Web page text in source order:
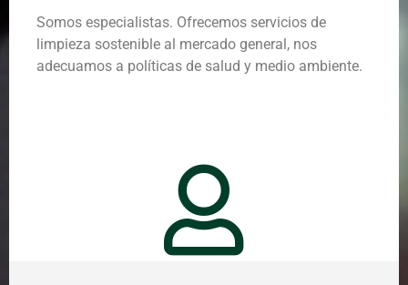
Somos especialistas. Ofrecemos servicios de
limpieza sostenible al mercado general, nos
adecuamos a políticas de salud y medio ambiente.